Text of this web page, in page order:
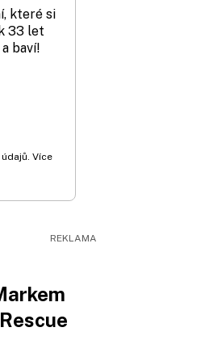
které si
33 let
baví!
Více